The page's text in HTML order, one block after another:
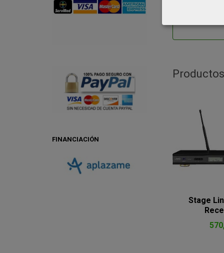
FINANCIACIÓN
Stage